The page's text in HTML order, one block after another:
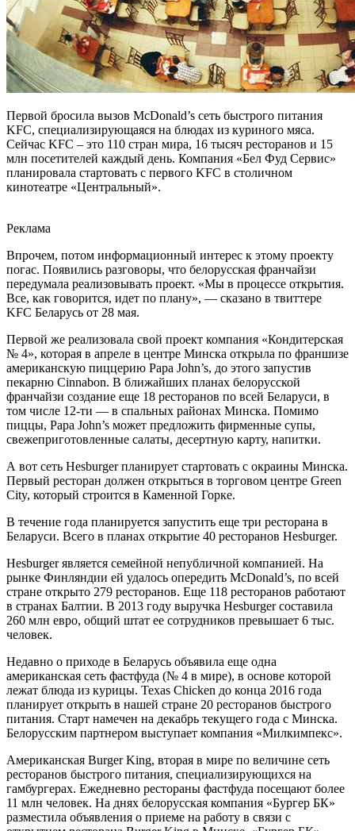
Первой бросила вызов McDonald’s сеть быстрого питания
KFC, специализирующаяся на блюдах из куриного мяса.
Сейчас KFC – это 110 стран мира, 16 тысяч ресторанов и 15
млн посетителей каждый день. Компания «Бел Фуд Сервис»
планировала стартовать с первого KFC в столичном
кинотеатре «Центральный».
Реклама
Впрочем, потом информационный интерес к этому проекту
погас. Появились разговоры, что белорусская франчайзи
передумала реализовывать проект. «Мы в процессе открытия.
Все, как говорится, идет по плану», — сказано в твиттере
KFC Беларусь от 28 мая.
Первой же реализовала свой проект компания «Кондитерская
№ 4», которая в апреле в центре Минска открыла по франшизе
американскую пиццерию Papa John’s, до этого запустив
пекарню Cinnabon. В ближайших планах белорусской
франчайзи создание еще 18 ресторанов по всей Беларуси, в
том числе 12-ти — в спальных районах Минска. Помимо
пиццы, Papa John’s может предложить фирменные супы,
свежеприготовленные салаты, десертную карту, напитки.
А вот сеть Hesburger планирует стартовать с окраины Минска.
Первый ресторан должен открыться в торговом центре Green
City, который строится в Каменной Горке.
В течение года планируется запустить еще три ресторана в
Беларуси. Всего в планах открытие 40 ресторанов Hesburger.
Hesburger является семейной непубличной компанией. На
рынке Финляндии ей удалось опередить McDonald’s, по всей
стране открыто 279 ресторанов. Еще 118 ресторанов работают
в странах Балтии. В 2013 году выручка Hesburger составила
260 млн евро, общий штат ее сотрудников превышает 6 тыс.
человек.
Недавно о приходе в Беларусь объявила еще одна
американская сеть фастфуда (№ 4 в мире), в основе которой
лежат блюда из курицы. Texas Chicken до конца 2016 года
планирует открыть в нашей стране 20 ресторанов быстрого
питания. Старт намечен на декабрь текущего года с Минска.
Белорусским партнером выступает компания «Милкимпекс».
Американская Burger King, вторая в мире по величине сеть
ресторанов быстрого питания, специализирующихся на
гамбургерах. Ежедневно рестораны фастфуда посещают более
11 млн человек. На днях белорусская компания «Бургер БК»
разместила объявления о приеме на работу в связи с